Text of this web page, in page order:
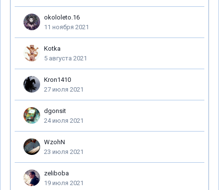
okololeto.16
11 ноября 2021
Kotka
5 августа 2021
Kron1410
27 июля 2021
dgonsit
24 июля 2021
WzohN
23 июля 2021
zeliboba
19 июля 2021